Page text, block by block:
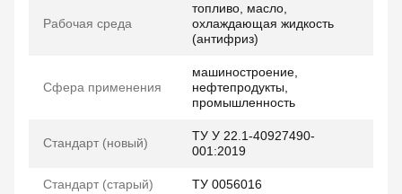
Рабочая среда
топливо, масло,
охлаждающая жидкость
(антифриз)
Сфера применения
машиностроение,
нефтепродукты,
промышленность
Стандарт (новый)
ТУ У 22.1-40927490-
001:2019
Стандарт (старый) ТУ 0056016